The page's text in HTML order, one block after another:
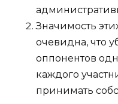
Значимость
очевидна, что
оппонентов
каждого
принимать